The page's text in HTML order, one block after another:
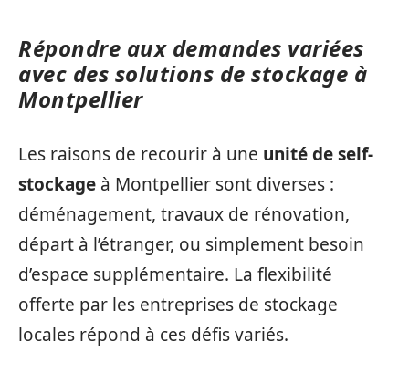
Répondre aux demandes variées
avec des solutions de stockage à
Montpellier
Les raisons de recourir à une unité de self-
stockage à Montpellier sont diverses :
déménagement, travaux de rénovation,
départ à l’étranger, ou simplement besoin
d’espace supplémentaire. La flexibilité
offerte par les entreprises de stockage
locales répond à ces défis variés.